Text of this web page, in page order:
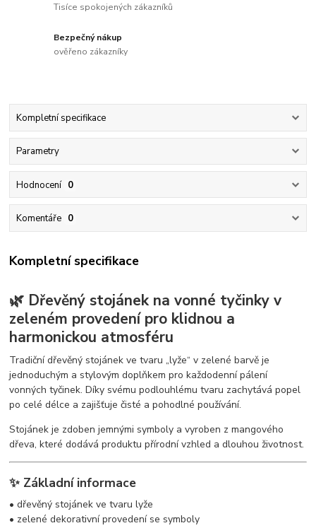
Tisíce spokojených zákazníků
Bezpečný nákup
ověřeno zákazníky
Kompletní specifikace
Parametry
Hodnocení 0
Komentáře 0
Kompletní specifikace
🌿 Dřevěný stojánek na vonné tyčinky v
zeleném provedení pro klidnou a
harmonickou atmosféru
Tradiční dřevěný stojánek ve tvaru „lyže“ v zelené barvě je
jednoduchým a stylovým doplňkem pro každodenní pálení
vonných tyčinek. Díky svému podlouhlému tvaru zachytává popel
po celé délce a zajišťuje čisté a pohodlné používání.
Stojánek je zdoben jemnými symboly a vyroben z mangového
dřeva, které dodává produktu přírodní vzhled a dlouhou životnost.
✨ Základní informace
• dřevěný stojánek ve tvaru lyže
• zelené dekorativní provedení se symboly